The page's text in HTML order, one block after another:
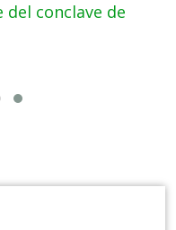
del conclave de